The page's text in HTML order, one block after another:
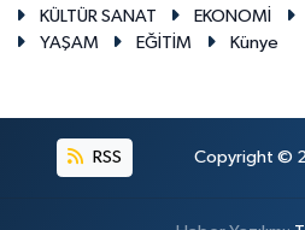
KÜLTÜR SANAT
EKONOMİ
YAŞAM
EĞİTİM Künye
RSS Copyright ©